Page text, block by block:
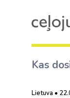
Kas
Lietuva •